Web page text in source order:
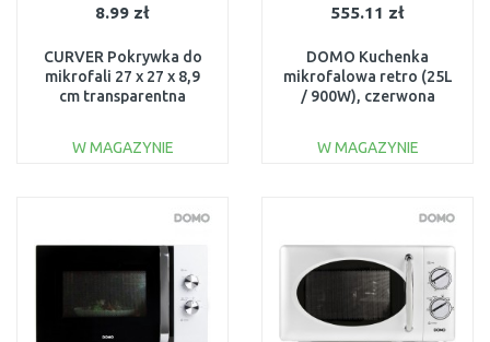
8.99 zł
CURVER Pokrywka do
mikrofali 27 x 27 x 8,9
cm transparentna
W MAGAZYNIE
Do porównania
555.11 zł
DOMO Kuchenka
mikrofalowa retro (25L
/ 900W), czerwona
W MAGAZYNIE
Do porównania